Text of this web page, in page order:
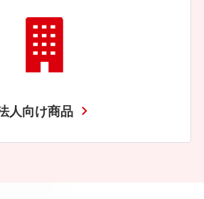
人向け商品